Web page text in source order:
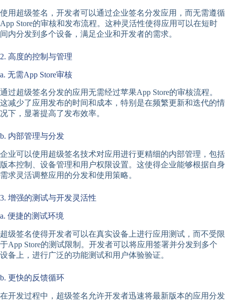
使用超级签名，开发者可以通过企业签名分发应用，而无需遵循
App Store的审核和发布流程。这种灵活性使得应用可以在短时
间内分发到多个设备，满足企业和开发者的需求。
2. 高度的控制与管理
a. 无需App Store审核
通过超级签名分发的应用无需经过苹果App Store的审核流程。
这减少了应用发布的时间和成本，特别是在频繁更新和迭代的情
况下，显著提高了发布效率。
b. 内部管理与分发
企业可以使用超级签名技术对应用进行更精细的内部管理，包括
版本控制、设备管理和用户权限设置。这使得企业能够根据自身
需求灵活调整应用的分发和使用策略。
3. 增强的测试与开发灵活性
a. 便捷的测试环境
超级签名使得开发者可以在真实设备上进行应用测试，而不受限
于App Store的测试限制。开发者可以将应用签署并分发到多个
设备上，进行广泛的功能测试和用户体验验证。
b. 更快的反馈循环
在开发过程中，超级签名允许开发者迅速将最新版本的应用分发